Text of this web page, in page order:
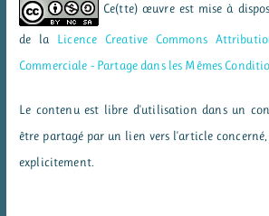
Ce(tte) œuvre est mise à
de la Licence Creative Commons
Commerciale - Partage dans les Mêmes
Le contenu est libre d'utilisation dans un
être partagé par un lien vers l'article
explicitement.